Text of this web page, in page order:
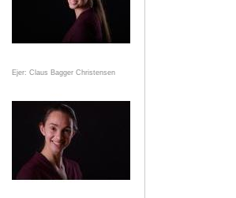
Ejer: Claus Bagger Christensen